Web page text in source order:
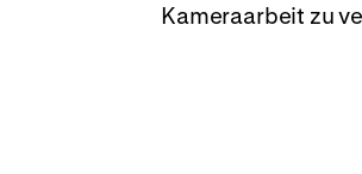
Kameraarbeit zu